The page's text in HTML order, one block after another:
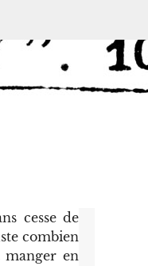
cesse de
combien
manger en